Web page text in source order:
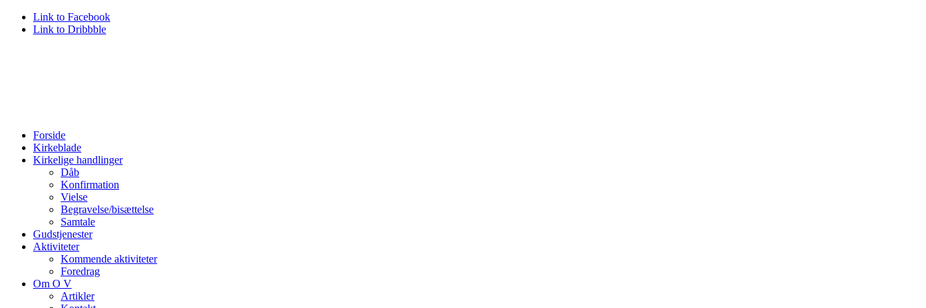
Link to Facebook
Link to Dribbble
Forside
Kirkeblade
Kirkelige handlinger
Dåb
Konfirmation
Vielse
Begravelse/bisættelse
Samtale
Gudstjenester
Aktiviteter
Kommende aktiviteter
Foredrag
Om O V
Artikler